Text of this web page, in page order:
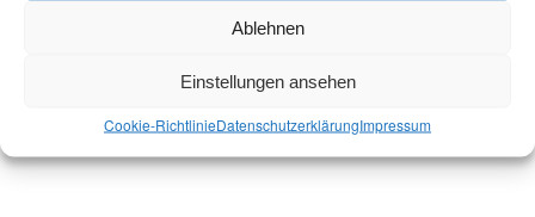
Ablehnen
Einstellungen ansehen
Cookie-RichtlinieDatenschutz­erklärungImpressum